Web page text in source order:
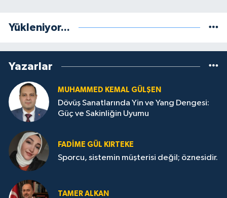
Yükleniyor...
Yazarlar
MUHAMMED KEMAL GÜLŞEN
Dövüş Sanatlarında Yin ve Yang Dengesi:
Güç ve Sakinliğin Uyumu
FADIME GÜL KIRTEKE
Sporcu, sistemin müşterisi değil; öznesidir.
TAMER ALKAN